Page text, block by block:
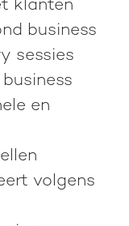
klanten
business
sessies
en
volgens